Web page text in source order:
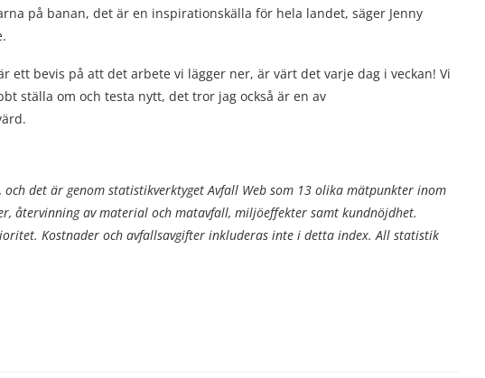
på banan, det är en inspirationskälla för hela landet, säger Jenny
ett bevis på att det arbete vi lägger ner, är värt det varje dag i veckan! Vi
ställa om och testa nytt, det tror jag också är en av
och det är genom statistikverktyget Avfall Web som 13 olika mätpunkter inom
återvinning av material och matavfall, miljöeffekter samt kundnöjdhet.
Kostnader och avfallsavgifter inkluderas inte i detta index. All statistik